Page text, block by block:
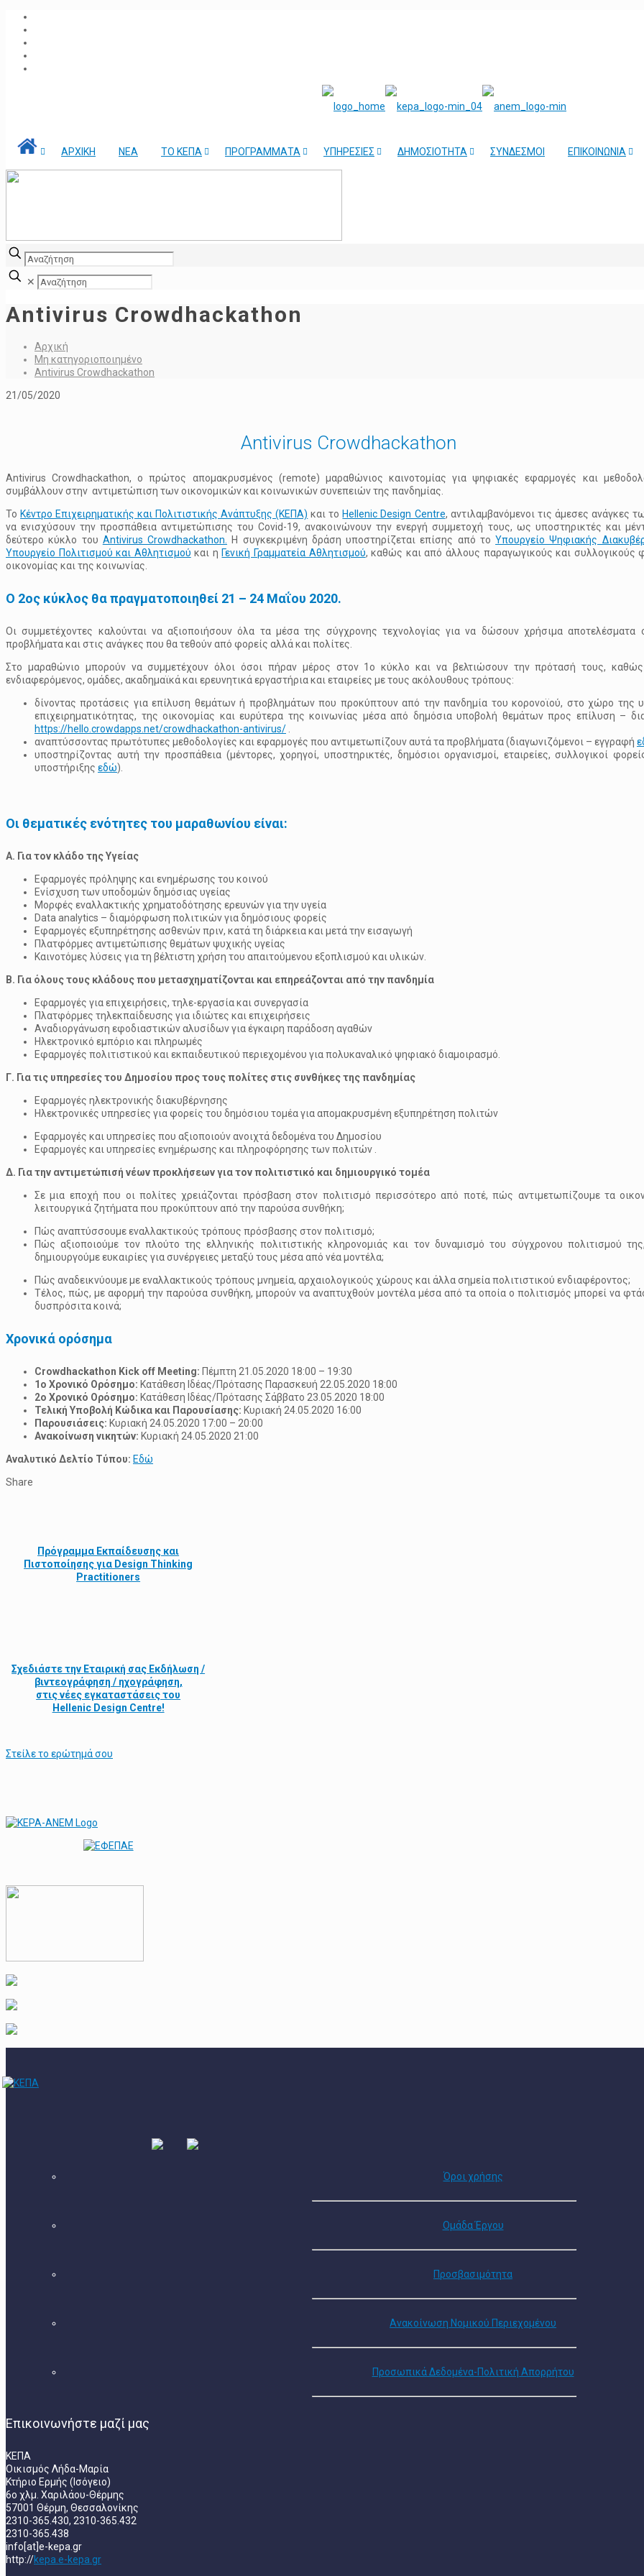
ΑΡΧΙΚΗ ΝΕΑ ΤΟ ΚΕΠΑ ΠΡΟΓΡΑΜΜΑΤΑ ΥΠΗΡΕΣΙΕΣ ΔΗΜΟΣΙΟΤΗΤΑ ΣΥΝΔΕΣΜΟΙ ΕΠΙΚΟΙΝΩΝΙΑ
✕
Antivirus Crowdhackathon
Αρχική
Μη κατηγοριοποιημένο
Antivirus Crowdhackathon
21/05/2020
Antivirus Crowdhackathon
Antivirus Crowdhackathon, ο πρώτος απομακρυσμένος (remote) μαραθώνιος καινοτομίας για ψηφιακές εφαρμογές και
συμβάλλουν στην αντιμετώπιση των οικονομικών και κοινωνικών συνεπειών της πανδημίας.
To Κέντρο Επιχειρηματικής και Πολιτιστικής Ανάπτυξης (ΚΕΠΑ) και το Hellenic Design Centre, αντιλαμβανόμενοι τις άμεσες ανάγκες
να ενισχύσουν την προσπάθεια αντιμετώπισης του Covid-19, ανακοινώνουν την ενεργή συμμετοχή τους, ως υποστηρικτές και
δεύτερο κύκλο του Antivirus Crowdhackathon. Η συγκεκριμένη δράση υποστηρίζεται επίσης από τοΥπουργείο Ψηφιακής
Υπουργείο Πολιτισμού και Αθλητισμού και η Γενική Γραμματεία Αθλητισμού, καθώς και από άλλους παραγωγικούς και συλλογικούς
οικονομίας και της κοινωνίας.
Ο 2ος κύκλος θα πραγματοποιηθεί 21 – 24 Μαΐου 2020.
Οι συμμετέχοντες καλούνται να αξιοποιήσουν όλα τα μέσα της σύγχρονης τεχνολογίας για να δώσουν χρήσιμα αποτελέσματα
προβλήματα και στις ανάγκες που θα τεθούν από φορείς αλλά και πολίτες.
Στο μαραθώνιο μπορούν να συμμετέχουν όλοι όσοι πήραν μέρος στον 1ο κύκλο και να βελτιώσουν την πρότασή τους,
ενδιαφερόμενος, ομάδες, ακαδημαϊκά και ερευνητικά εργαστήρια και εταιρείες με τους ακόλουθους τρόπους:
δίνοντας προτάσεις για επίλυση θεμάτων ή προβλημάτων που προκύπτουν από την πανδημία του κορονοϊού, στο χώρο της
επιχειρηματικότητας, της οικονομίας και ευρύτερα της κοινωνίας μέσα από δημόσια υποβολή θεμάτων προς επίλυση –
https://hello.crowdapps.net/crowdhackathon-antivirus/
αναπτύσσοντας πρωτότυπες μεθοδολογίες και εφαρμογές που αντιμετωπίζουν αυτά τα προβλήματα (διαγωνιζόμενοι – εγγραφή
υποστηρίζοντας αυτή την προσπάθεια (μέντορες, χορηγοί, υποστηρικτές, δημόσιοι οργανισμοί, εταιρείες, συλλογικοί
υποστήριξης εδώ).
Οι θεματικές ενότητες του μαραθωνίου είναι:
Α. Για τον κλάδο της Υγείας
Εφαρμογές πρόληψης και ενημέρωσης του κοινού
Ενίσχυση των υποδομών δημόσιας υγείας
Μορφές εναλλακτικής χρηματοδότησης ερευνών για την υγεία
Data analytics – διαμόρφωση πολιτικών για δημόσιους φορείς
Εφαρμογές εξυπηρέτησης ασθενών πριν, κατά τη διάρκεια και μετά την εισαγωγή
Πλατφόρμες αντιμετώπισης θεμάτων ψυχικής υγείας
Καινοτόμες λύσεις για τη βέλτιστη χρήση του απαιτούμενου εξοπλισμού και υλικών.
Β. Για όλους τους κλάδους που μετασχηματίζονται και επηρεάζονται από την πανδημία
Εφαρμογές για επιχειρήσεις, τηλε-εργασία και συνεργασία
Πλατφόρμες τηλεκπαίδευσης για ιδιώτες και επιχειρήσεις
Αναδιοργάνωση εφοδιαστικών αλυσίδων για έγκαιρη παράδοση αγαθών
Ηλεκτρονικό εμπόριο και πληρωμές
Εφαρμογές πολιτιστικού και εκπαιδευτικού περιεχομένου για πολυκαναλικό ψηφιακό διαμοιρασμό.
Γ. Για τις υπηρεσίες του Δημοσίου προς τους πολίτες στις συνθήκες της πανδημίας
Εφαρμογές ηλεκτρονικής διακυβέρνησης
Ηλεκτρονικές υπηρεσίες για φορείς του δημόσιου τομέα για απομακρυσμένη εξυπηρέτηση πολιτών
Εφαρμογές και υπηρεσίες που αξιοποιούν ανοιχτά δεδομένα του Δημοσίου
Εφαρμογές και υπηρεσίες ενημέρωσης και πληροφόρησης των πολιτών .
Δ. Για την αντιμετώπισή νέων προκλήσεων για τον πολιτιστικό και δημιουργικό τομέα
Σε μια εποχή που οι πολίτες χρειάζονται πρόσβαση στον πολιτισμό περισσότερο από ποτέ, πώς αντιμετωπίζουμε τα
λειτουργικά ζητήματα που προκύπτουν από την παρούσα συνθήκη;
Πώς αναπτύσσουμε εναλλακτικούς τρόπους πρόσβασης στον πολιτισμό;
Πώς αξιοποιούμε τον πλούτο της ελληνικής πολιτιστικής κληρονομιάς και τον δυναμισμό του σύγχρονου πολιτισμού
δημιουργούμε ευκαιρίες για συνέργειες μεταξύ τους μέσα από νέα μοντέλα;
Πώς αναδεικνύουμε με εναλλακτικούς τρόπους μνημεία, αρχαιολογικούς χώρους και άλλα σημεία πολιτιστικού ενδιαφέροντος;
Τέλος, πώς, με αφορμή την παρούσα συνθήκη, μπορούν να αναπτυχθούν μοντέλα μέσα από τα οποία ο πολιτισμός μπορεί να
δυσπρόσιτα κοινά;
Χρονικά ορόσημα
Crowdhackathon Kick off Meeting: Πέμπτη 21.05.2020 18:00 – 19:30
1ο Χρονικό Ορόσημο: Κατάθεση Ιδέας/Πρότασης Παρασκευή 22.05.2020 18:00
2ο Χρονικό Ορόσημο: Κατάθεση Ιδέας/Πρότασης Σάββατο 23.05.2020 18:00
Τελική Υποβολή Κώδικα και Παρουσίασης: Κυριακή 24.05.2020 16:00
Παρουσιάσεις: Κυριακή 24.05.2020 17:00 – 20:00
Ανακοίνωση νικητών: Κυριακή 24.05.2020 21:00
Αναλυτικό Δελτίο Τύπου: Εδώ
Share
Πρόγραμμα Εκπαίδευσης και
Πιστοποίησης για Design Thinking
Practitioners
Σχεδιάστε την Εταιρική σας Εκδήλωση /
βιντεογράφηση / ηχογράφηση,
στις νέες εγκαταστάσεις του
Hellenic Design Centre!
Στείλε τo ερώτημά σου
Όροι χρήσης
Ομάδα Έργου
Προσβασιμότητα
Ανακοίνωση Νομικού Περιεχομένου
Προσωπικά Δεδομένα-Πολιτική Απορρήτου
Επικοινωνήστε μαζί μας
ΚΕΠΑ
Οικισμός Λήδα-Μαρία
Κτήριο Ερμής (Ισόγειο)
6ο χλμ. Χαριλάου-Θέρμης
57001 Θέρμη, Θεσσαλονίκης
2310-365.430, 2310-365.432
2310-365.438
info[at]e-kepa.gr
http://kepa.e-kepa.gr